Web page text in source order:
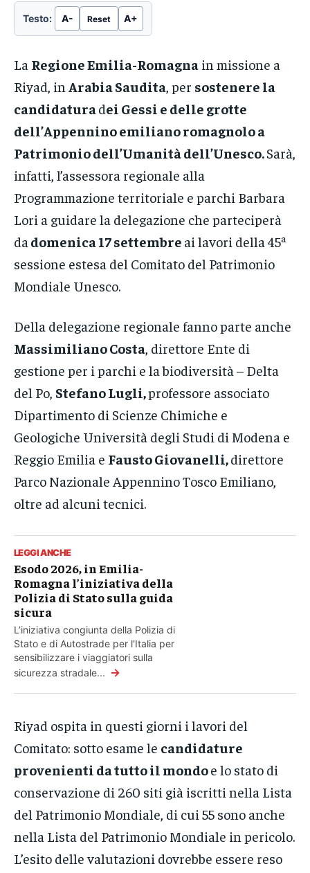
Testo: A- Reset A+
La Regione Emilia-Romagna in missione a
Riyad, in Arabia Saudita, per sostenere la
candidaturadei Gessi e delle grotte
dell’Appennino emiliano romagnolo a
Patrimonio dell’Umanità dell’Unesco.Sarà,
infatti, l’assessora regionale alla
Programmazione territoriale e parchi Barbara
Lori a guidare la delegazione che parteciperà
da domenica 17 settembre ai lavori della 45ª
sessione estesa del Comitato del Patrimonio
Mondiale Unesco.
Della delegazione regionale fanno parte anche
Massimiliano Costa, direttore Ente di
gestione per i parchi e la biodiversità – Delta
del Po, Stefano Lugli,professore associato
Dipartimento di Scienze Chimiche e
Geologiche Università degli Studi di Modena e
Reggio Emilia e Fausto Giovanelli,direttore
Parco Nazionale Appennino Tosco Emiliano,
oltre ad alcuni tecnici.
LEGGI ANCHE
Esodo 2026, in Emilia-
Romagna l’iniziativa della
Polizia di Stato sulla guida
sicura
L’iniziativa congiunta della Polizia di
Stato e di Autostrade per l'Italia per
sensibilizzare i viaggiatori sulla
sicurezza stradale... →
Riyad ospita in questi giorni i lavori del
Comitato: sotto esame le candidature
provenienti da tutto il mondoe lo stato di
conservazione di 260 siti già iscritti nella Lista
del Patrimonio Mondiale, di cui 55 sono anche
nella Lista del Patrimonio Mondiale in pericolo.
L’esito delle valutazioni dovrebbe essere reso